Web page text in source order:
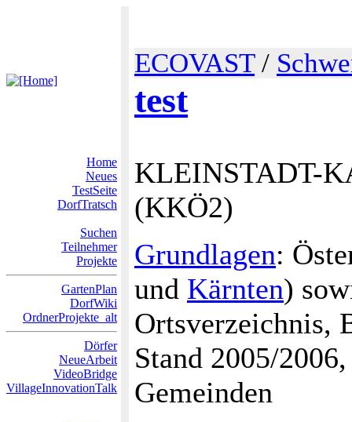
ECOVAST/
test
Home
Neues
TestSeite
DorfTratsch
Suchen
Teilnehmer
Projekte
GartenPlan
DorfWiki
OrdnerProjekte_alt
Dörfer
NeueArbeit
VideoBridge
VillageInnovationTalk
KLEINSTADT-
(KKÖ2)
Grundlagen:
und Kärnten)
Ortsverzeichnis,
Stand 2005/
Gemeinden